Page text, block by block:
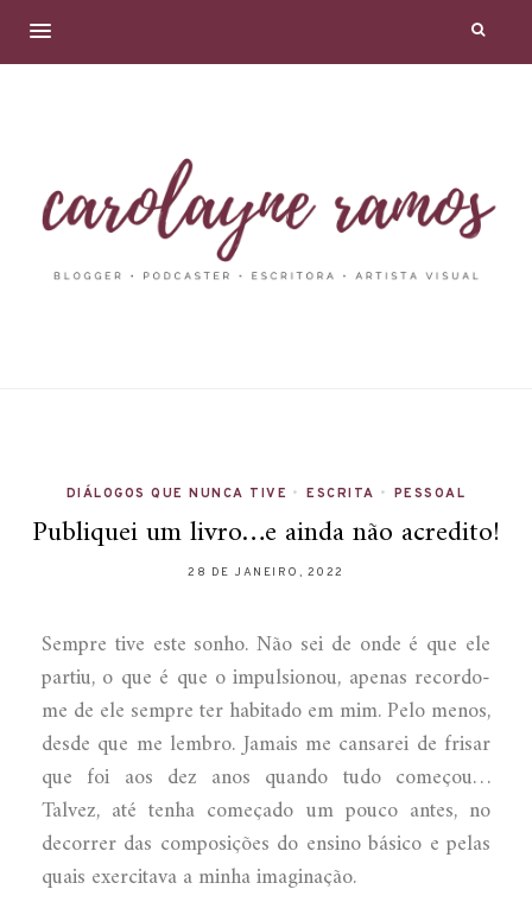
DIÁLOGOS QUE NUNCA TIVE • ESCRITA • PESSOAL
Publiquei um livro…e ainda não acredito!
28 DE JANEIRO, 2022
Sempre tive este sonho. Não sei de onde é que ele
partiu, o que é que o impulsionou, apenas recordo-
me de ele sempre ter habitado em mim. Pelo menos,
desde que me lembro. Jamais me cansarei de frisar
que foi aos dez anos quando tudo começou…
Talvez, até tenha começado um pouco antes, no
decorrer das composições do ensino básico e pelas
quais exercitava a minha imaginação.